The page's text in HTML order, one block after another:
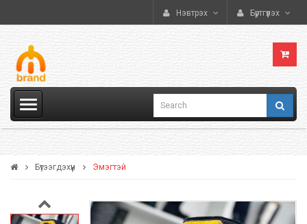
Нэвтрэх Бүртгүүлэх
Бүтээгдэхүүн Эмэгтэй